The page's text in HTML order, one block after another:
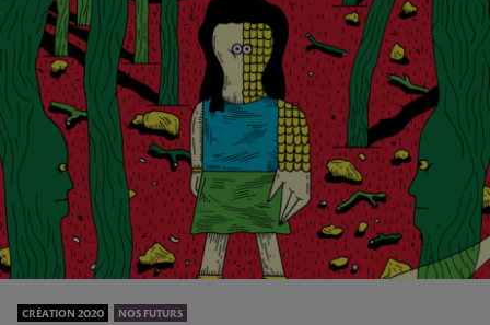
CRÉATION 2020 NOS FUTURS